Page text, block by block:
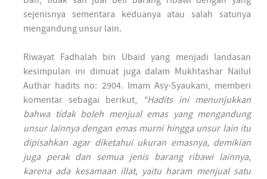
sejenisnya sementara keduanya atau salah satunya
mengandung unsur lain.
Riwayat Fadhalah bin Ubaid yang menjadi landasan
kesimpulan ini dimuat juga dalam Mukhtashar Nailul
Authar hadits no: 2904. Imam Asy-Syaukani, memberi
komentar sebagai berikut,
“Hadits ini menunjukkan
bahwa tidak boleh menjual emas yang mengandung
unsur lainnya dengan emas murni hingga unsur lain itu
dipisahkan agar diketahui ukuran emasnya, demikian
juga perak dan semua jenis barang ribawi lainnya,
karena ada kesamaan illat, yaitu haram menjual satu